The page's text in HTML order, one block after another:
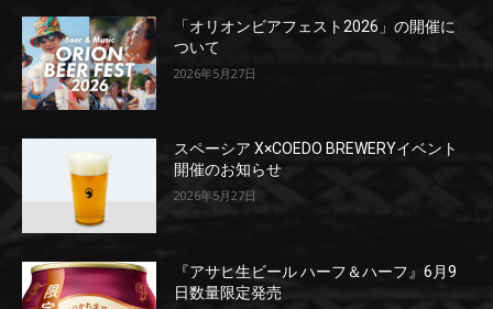
「オリオンビアフェスト2026」の開催に
ついて
2026年5月27日
スペーシア X×COEDO BREWERYイベント
開催のお知らせ
2026年5月27日
『アサヒ生ビール ハーフ＆ハーフ』6月9
日数量限定発売